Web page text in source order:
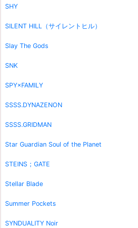
SHY
SILENT HILL（サイレントヒル）
Slay The Gods
SNK
SPY×FAMILY
SSSS.DYNAZENON
SSSS.GRIDMAN
Star Guardian Soul of the Planet
STEINS；GATE
Stellar Blade
Summer Pockets
SYNDUALITY Noir